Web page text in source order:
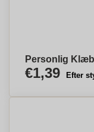
Personlig
€1,39 Efter